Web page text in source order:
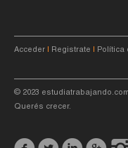
Acceder Registrate Política
© 2023
Querés crecer.